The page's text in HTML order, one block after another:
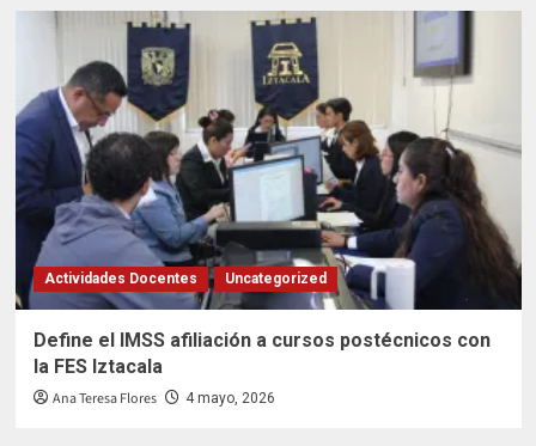
Actividades Docentes Uncategorized
Define el IMSS afiliación a cursos postécnicos con
la FES Iztacala
Ana Teresa Flores 4 mayo, 2026